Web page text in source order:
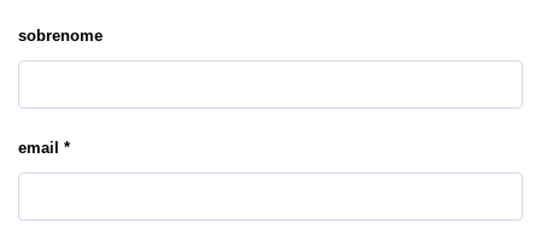
sobrenome
email *